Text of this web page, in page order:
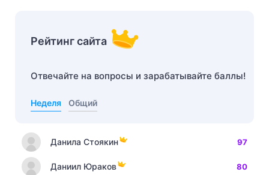
Рейтинг сайта
Отвечайте на вопросы и зарабатывайте баллы!
Неделя Общий
Данила Стоякин 97
Даниил Юраков 80